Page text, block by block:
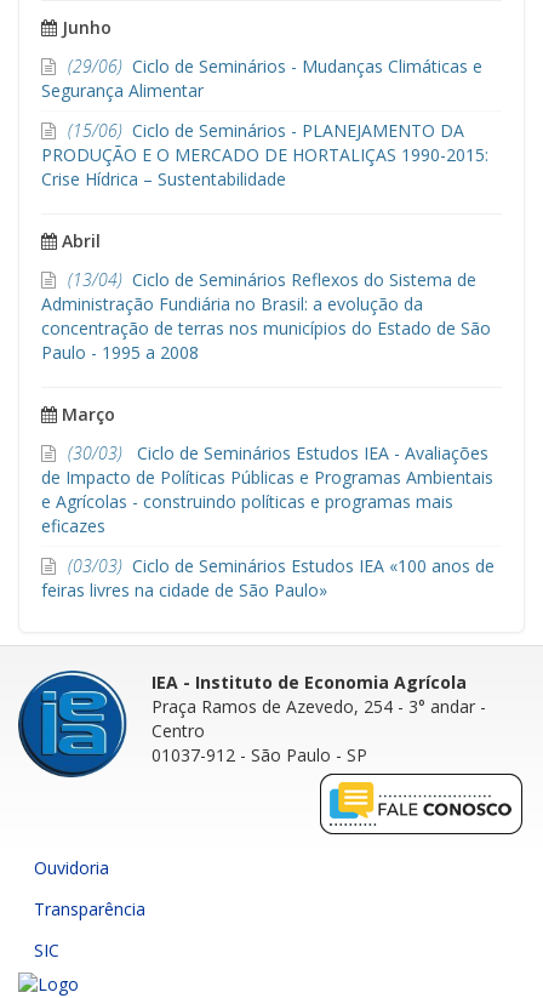
Junho
(29/06) Ciclo de Seminários - Mudanças Climáticas e
Segurança Alimentar
(15/06) Ciclo de Seminários - PLANEJAMENTO DA
PRODUÇÃO E O MERCADO DE HORTALIÇAS 1990-2015:
Crise Hídrica – Sustentabilidade
Abril
(13/04) Ciclo de Seminários Reflexos do Sistema de
Administração Fundiária no Brasil: a evolução da
concentração de terras nos municípios do Estado de São
Paulo - 1995 a 2008
Março
(30/03) Ciclo de Seminários Estudos IEA - Avaliações
de Impacto de Políticas Públicas e Programas Ambientais
e Agrícolas - construindo políticas e programas mais
eficazes
(03/03) Ciclo de Seminários Estudos IEA «100 anos de
feiras livres na cidade de São Paulo»
IEA - Instituto de Economia Agrícola
Praça Ramos de Azevedo, 254 - 3° andar -
Centro
01037-912 - São Paulo - SP
Ouvidoria
Transparência
SIC